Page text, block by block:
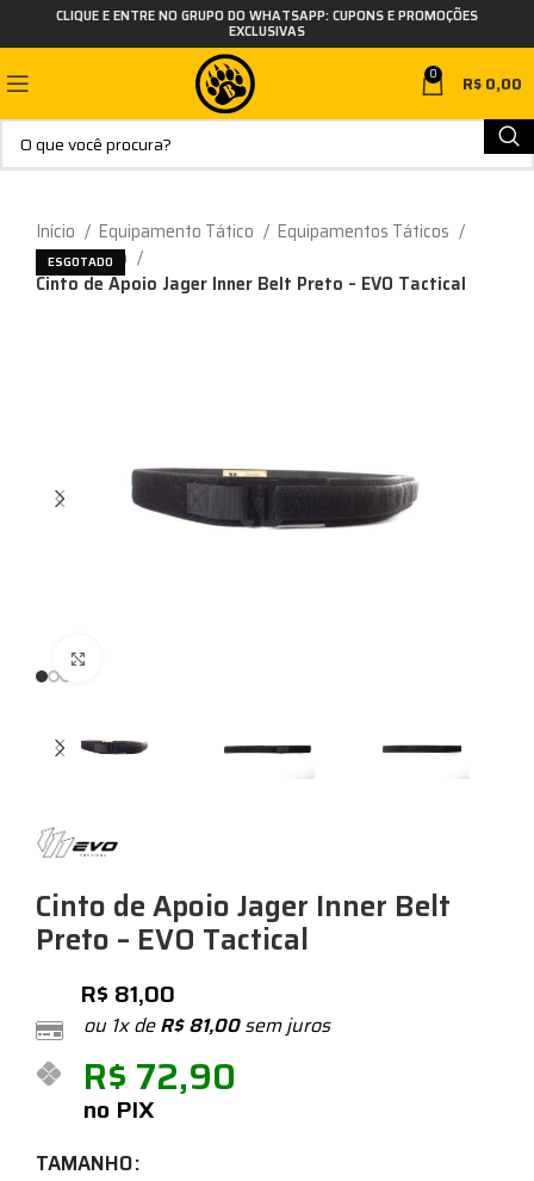
CLIQUE E ENTRE NO GRUPO DO WHATSAPP: CUPONS E PROMOÇÕES
EXCLUSIVAS
0 R$0,00
Início Equipamento Tático
Equipamentos Táticos
Cinto Tático
Cinto de Apoio Jager Inner Belt Preto – EVO Tactical
ESGOTADO
Cinto de Apoio Jager Inner Belt
Preto – EVO Tactical
R$ 81,00
ou 1x deR$81,00sem juros
R$ 72,90
no PIX
TAMANHO